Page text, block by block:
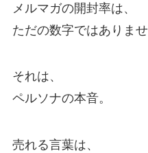
メルマガの開封率は、
ただの数字ではありませ
それは、
ペルソナの本音。
売れる言葉は、